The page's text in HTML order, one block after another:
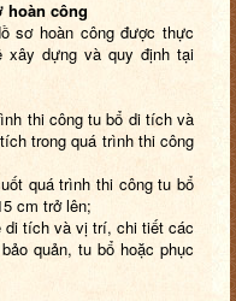
hoàn công
sơ hoàn công được thực
xây dựng và quy định tại
thi công tu bổ di tích và
trong quá trình thi công
quá trình thi công tu bổ
cm trở lên;
di tích và vị trí, chi tiết các
quản, tu bổ hoặc phục